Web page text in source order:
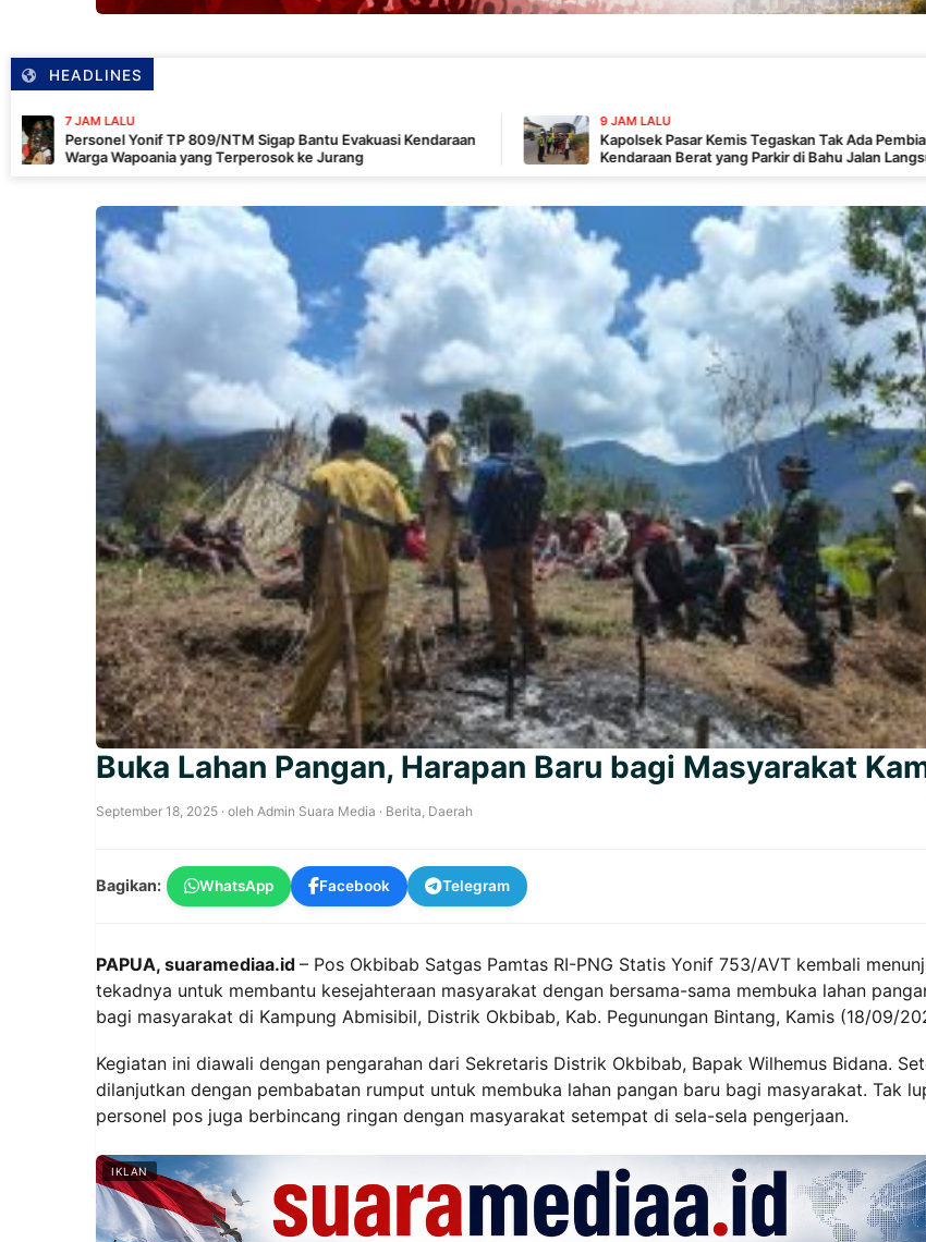
HEADLINES
TP 809/NTM Sigap Bantu Evakuasi Kendaraan
yang Terperosok ke Jurang
9 JAM LALU
Kapolsek Pasar Kemis Tegaskan Tak Ada Pembiaran,
Kendaraan Berat yang Parkir di Bahu Jalan Langsung
Buka Lahan Pangan, Harapan Baru bagi Masyarakat
September 18, 2025 · oleh Admin Suara Media · Berita Daerah
Bagikan: WhatsApp Facebook Telegram
PAPUA, suaramediaa.id – Pos Okbibab Satgas Pamtas RI-PNG Statis Yonif 753/AVT kembali
tekadnya untuk membantu kesejahteraan masyarakat dengan bersama-sama membuka lahan
bagi masyarakat di Kampung Abmisibil, Distrik Okbibab, Kab. Pegunungan Bintang, Kamis (18/09/
Kegiatan ini diawali dengan pengarahan dari Sekretaris Distrik Okbibab, Bapak Wilhemus Bidana.
dilanjutkan dengan pembabatan rumput untuk membuka lahan pangan baru bagi masyarakat. Tak
personel pos juga berbincang ringan dengan masyarakat setempat di sela-sela pengerjaan.
IKLAN